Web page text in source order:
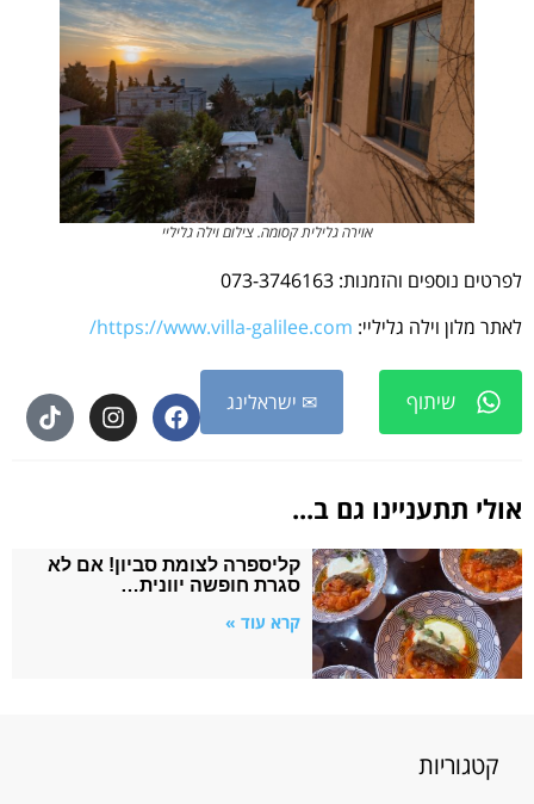
אוירה גלילית קסומה. צילום וילה גליליי
לפרטים נוספים והזמנות: 073-3746163
לאתר מלון וילה גליליי: https://www.villa-galilee.com/
שיתוף ✉ ישראלינג
אולי תתעניינו גם ב...
קליספרה לצומת סביון! אם לא
סגרת חופשה יוונית…
קרא עוד »
קטגוריות